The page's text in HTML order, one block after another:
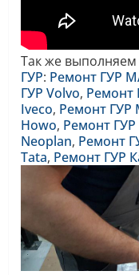
Так же выполняем
ГУР: Ремонт ГУР
ГУР Volvo, Ремонт
Iveco, Ремонт ГУР
Howo, Ремонт ГУР
Neoplan, Ремонт
Tata, Ремонт ГУР